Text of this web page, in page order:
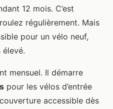
12 mois. C’est
régulièrement. Mais
pour un vélo neuf,
élevé.
mensuel. Il démarre
pour les vélos d’entrée
accessible dès